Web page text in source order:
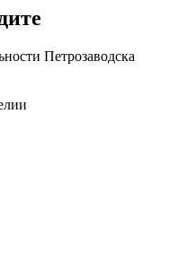
Петрозаводска